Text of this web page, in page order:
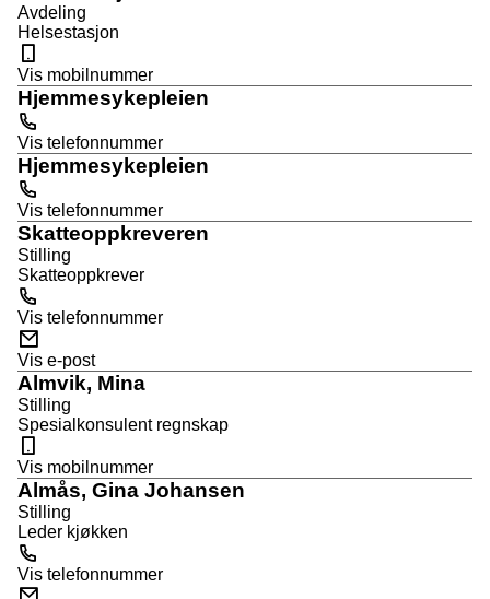
e
k
s
t
u
l
t
a
t
Avdeling
Helsestasjon
o
b
i
Vis mobilnummer
Hjemmesykepleien
e
l
e
o
n
Vis telefonnummer
Hjemmesykepleien
e
l
e
f
o
Vis telefonnummer
Skatteoppkreveren
Stilling
Skatteoppkrever
e
e
f
o
n
Vis telefonnummer
-
p
o
s
t
Vis e-post
Almvik, Mina
Stilling
Spesialkonsulent regnskap
o
b
i
l
Vis mobilnummer
Almås, Gina Johansen
Stilling
Leder kjøkken
e
Vis telefonnummer